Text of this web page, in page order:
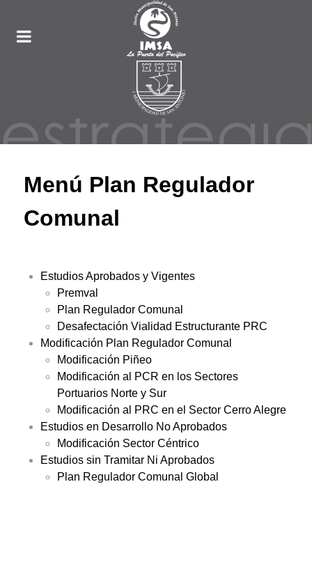
Menú Plan Regulador
Comunal
Estudios Aprobados y Vigentes
Premval
Plan Regulador Comunal
Desafectación Vialidad Estructurante PRC
Modificación Plan Regulador Comunal
Modificación Piñeo
Modificación al PCR en los Sectores
Portuarios Norte y Sur
Modificación al PRC en el Sector Cerro Alegre
Estudios en Desarrollo No Aprobados
Modificación Sector Céntrico
Estudios sin Tramitar Ni Aprobados
Plan Regulador Comunal Global